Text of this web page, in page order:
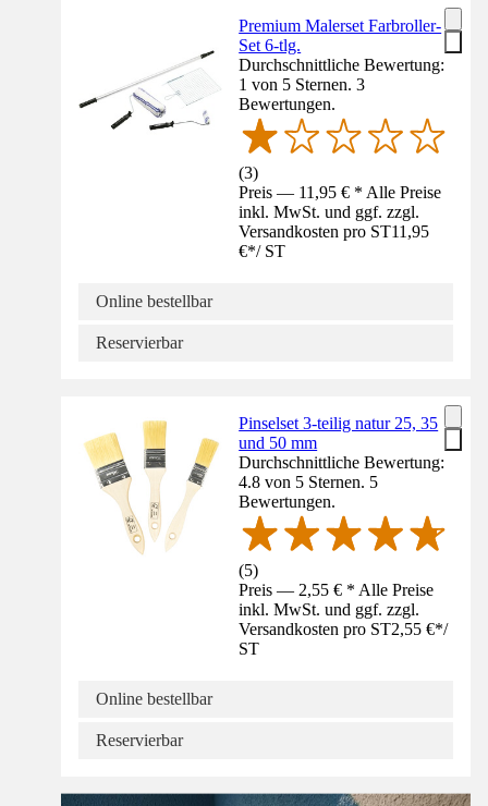
Premium Malerset Farbroller-
Set 6-tlg.
Durchschnittliche Bewertung:
1 von 5 Sternen. 3
Bewertungen.
(3)
Preis — 11,95 € * Alle Preise
inkl. MwSt. und ggf. zzgl.
Versandkosten pro ST11,95
€*/ ST
Online bestellbar
Reservierbar
Pinselset 3-teilig natur 25, 35
und 50 mm
Durchschnittliche Bewertung:
4.8 von 5 Sternen. 5
Bewertungen.
(5)
Preis — 2,55 € * Alle Preise
inkl. MwSt. und ggf. zzgl.
Versandkosten pro ST2,55 €*/
ST
Online bestellbar
Reservierbar